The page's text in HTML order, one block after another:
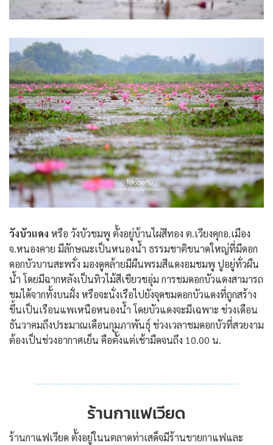
วังบัวแดง หรือ วังบัวชมพู ตั้งอยู่บ้านไผ่สีทอง ต.เวียงคุกอ.เมือง
จ.หนองคาย มีลักษณะเป็นหนองน้ำ ธรรมชาติขนาดใหญ่ที่มีดอก
ดอกบัวบานสะพรั่ง มองดูคล้ายมีผืนพรมสีแดงอมชมพู ปูอยู่ทั่วผืน
น้ำ โดยมีฉากหลังเป็นทิวไม้สีเขียวชอุ่ม การชมดอกบัวแดงสามารถ
ชมได้จากทั้งบนฝั่ง หรือจะนั่งเรือไปยังจุดชมดอกบัวแดงที่ถูกสร้าง
ขึ้นเป็นเรือนแพเหนือหนองน้ำ โดยบัวแดงจะมีเฉพาะ ช่วงเดือน
ธันวาคมถึงประมาณเดือนกุมภาพันธุ์ ช่วงเวลาชมดอกบัวที่สวยงาม
ต้องเป็นช่วงอากาศเย็น คือตั้งแต่เช้ามืดจนถึง 10.00 น.
ร้านกาแฟเวียด
ร้านกาแฟเวียด ตั้งอยู่ในนตลาดท่าเสด็จมีร้านขายกาแฟและ